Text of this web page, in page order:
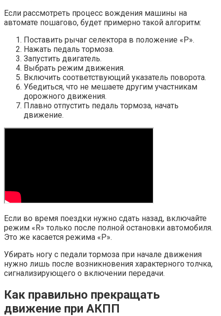
Если рассмотреть процесс вождения машины на
автомате пошагово, будет примерно такой алгоритм:
Поставить рычаг селектора в положение «P».
Нажать педаль тормоза.
Запустить двигатель.
Выбрать режим движения.
Включить соответствующий указатель поворота.
Убедиться, что не мешаете другим участникам
дорожного движения.
Плавно отпустить педаль тормоза, начать
движение.
Если во время поездки нужно сдать назад, включайте
режим «R» только после полной остановки автомобиля.
Это же касается режима «P».
Убирать ногу с педали тормоза при начале движения
нужно лишь после возникновения характерного толчка,
сигнализирующего о включении передачи.
Как правильно прекращать
движение при АКПП